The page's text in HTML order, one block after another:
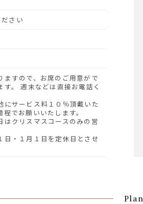
さい
す。 週末などは直接お電話く
にサービス料１０％頂戴いた
でお願いいたします。
はクリスマスコースのみの営
日・１月１日を定休日とさせ
Plan